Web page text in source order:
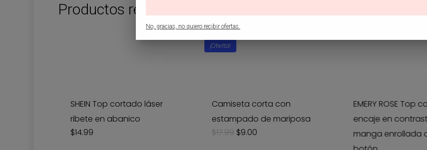
Productos relacionados
SHEIN Top cortado láser
ribete en abanico
$14.99
¡Oferta!
Camiseta corta con
estampado de mariposa
$17.99 Original
price
$9.00Current
EMERY ROSE Top
encaje en
manga enrollada
No, gracias, no quiero recibir ofertas.